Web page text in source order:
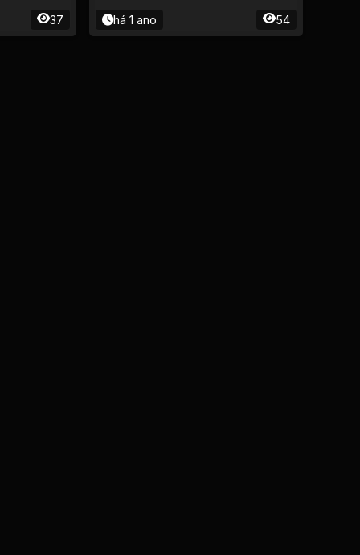
37 há 1 ano 54